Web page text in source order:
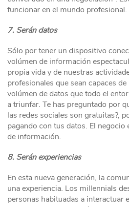
funcionar en el mundo profesional.
7. Serán datos
Sólo por tener un dispositivo
volúmen de información
propia vida y de nuestras
profesionales que sean capaces
volúmen de datos que todo el
a triunfar. Te has preguntado por
las redes sociales son gratuitas?,
pagando con tus datos. El negocio
de información.
8. Serán experiencias
En esta nueva generación, la
una experiencia. Los millennials
personas habituadas a interactuar